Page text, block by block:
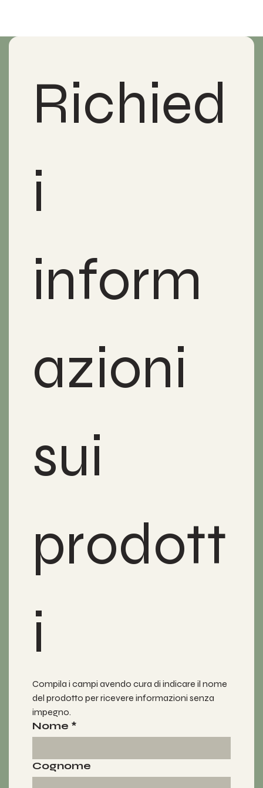
Richied
i
inform
azioni
sui
prodott
i
Compila i campi avendo cura di indicare il nome
del prodotto per ricevere informazioni senza
impegno.
Nome *
Cognome